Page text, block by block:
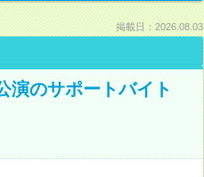
掲載日：2026.08.03
演のサポートバイト